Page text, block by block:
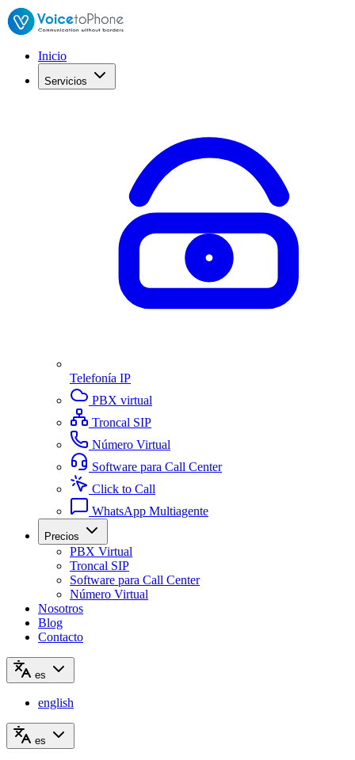
Inicio
Servicios
Telefonía IP
PBX virtual
Troncal SIP
Número Virtual
Software para Call Center
Click to Call
WhatsApp Multiagente
Precios
PBX Virtual
Troncal SIP
Software para Call Center
Número Virtual
Nosotros
Blog
Contacto
es
english
es